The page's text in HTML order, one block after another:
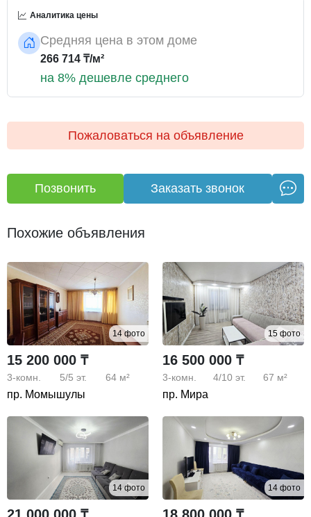
Дополнительно:
Отопление обходится дешево (так как в подвале
Подъезд, подвал и крыша в идеальном состоянии и
Бесплатная консультация по Ипотеке.
оформлении Ипотеки
Аналитика цены
Средняя цена в этом доме
266 714 ₸/м²
на 8% дешевле среднего
Пожаловаться на объявление
Позвонить Заказать звонок
Похожие объявления
14 фото
15 200 000 ₸
3-комн. 5/5 эт. 64 м²
пр. Момышулы
15 фото
16 500 000 ₸
3-комн. 4/10 эт. 67 м²
пр. Мира
14 фото
21 000 000 ₸
14 фото
18 800 000 ₸